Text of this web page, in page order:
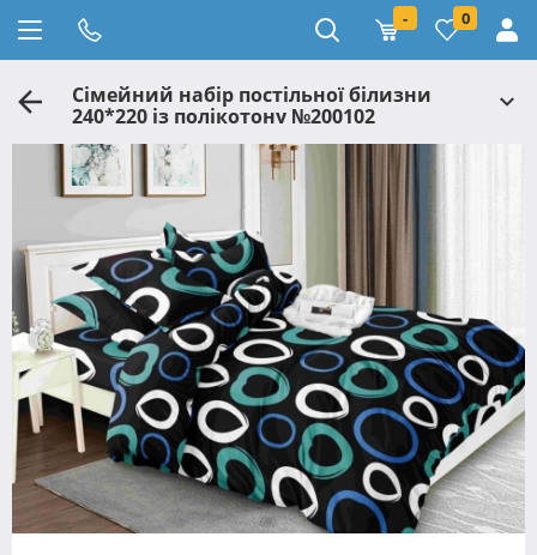
- 0
Сімейний набір постільної білизни
240*220 із полікотону №200102
Черешенька™